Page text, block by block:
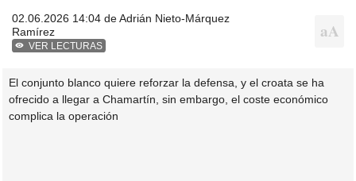
02.06.2026 14:04 deAdrián Nieto-Márquez
Ramírez
VER LECTURAS
El conjunto blanco quiere reforzar la defensa, y el croata se ha
ofrecido a llegar a Chamartín, sin embargo, el coste económico
complica la operación